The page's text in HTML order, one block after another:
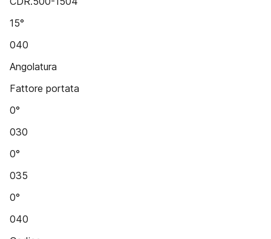
15°
040
Angolatura
Fattore portata
0°
030
0°
035
0°
040